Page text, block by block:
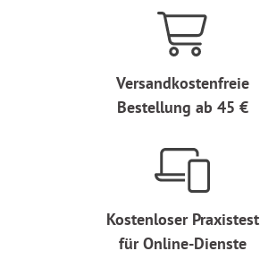
Versandkostenfreie
Bestellung ab 45 €
Kostenloser Praxistest
für Online-Dienste